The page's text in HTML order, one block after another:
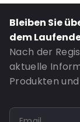
Bottom gusset: 35
Bestell-ID: 672
Bleiben Sie
dem
Nach der
aktuelle
Produkten